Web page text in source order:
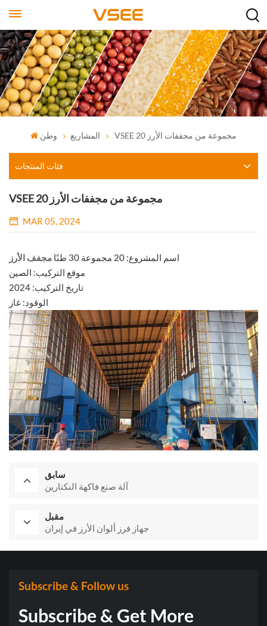
وطن المشاريع VSEE 20 مجموعة من مجففات الأرز
فئات المنتجات
VSEE 20 مجموعة من مجففات الأرز
MAR 05, 2024
اسم المشروع: 20 مجموعة 30 طنًا
مجفف الأرز
موقع التركيب: الصين
تاريخ التركيب: 2024
الوقود: غاز
سابق
آلة صنع فاكهة النكتارين
مقبل
جهاز فرز ألوان الأرز في إيران
Subscribe & Follow us
Subscribe & Get More